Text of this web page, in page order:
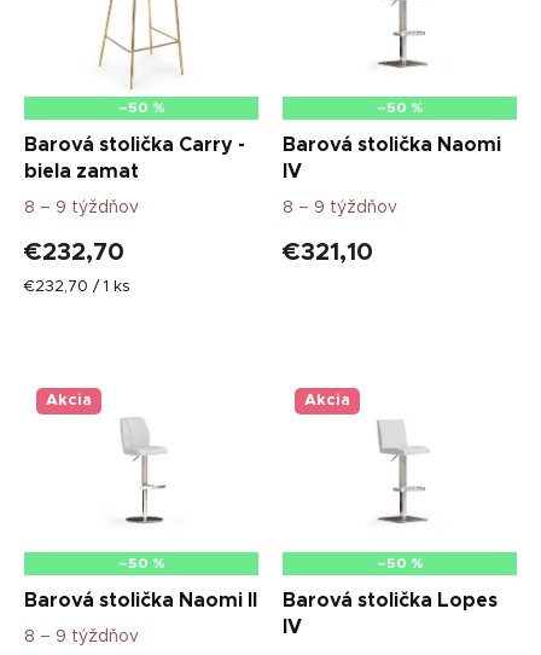
u
k
o
v
–50 %
Barová stolička Carry -
biela zamat
8 – 9 týždňov
€232,70
Jednotková
€232,70 / 1 ks
–50 %
Barová stolička Naomi
IV
8 – 9 týždňov
€321,10
Akcia
–50 %
Barová stolička Naomi II
8 – 9 týždňov
Akcia
–50 %
Barová stolička Lopes
IV